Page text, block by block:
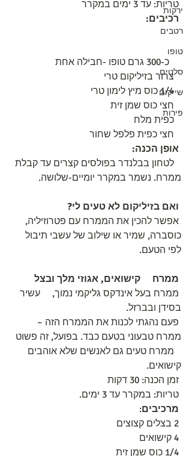
ירקות
רטבים
טופו
סלטים
שייקים
פירות
רכיבים:
   צרור בזיליקום טרי
   1/4 כוס מיץ לימון טרי
אופן הכנה:
   לטחון בבלנדר בפולסים קצרים עד קבלת
ממרח. נשמר במקרר יומיים-שלושה.
ואם בזיליקום לא טעים לי?
אפשר להכין את הממרח עם פטרוזיליה,
כוסברה, שמיר או שילוב של עשבי תיבול
לפי הטעם.
ממרח     קישואים, אגוזי מלך ובצל
ממרח בעל אינדקס גליקמי נמוך,     עשיר
בסידן ובברזל.
פעם נהגתי לכנות את הממרח הזה –
ממרח טבעוני בטעם כבד. בפועל, זה פשוט
   ממרח טעים גם לאנשים שלא אוהבים
קישואים.
מרכיבים: